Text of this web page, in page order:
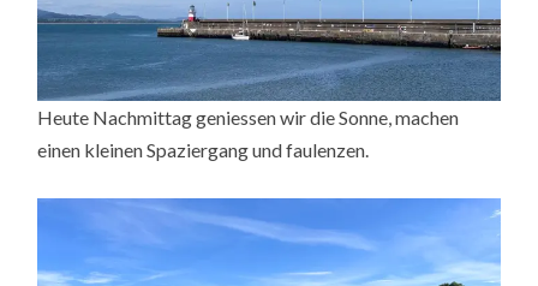
Heute Nachmittag geniessen wir die Sonne, machen
einen kleinen Spaziergang und faulenzen.